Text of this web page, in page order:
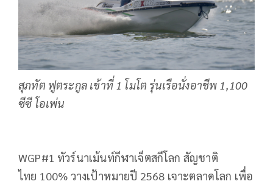
สุภทัต ฟูตระกูล เข้าที่ 1 โมโต รุ่นเรือนั่งอาชีพ 1,100
ซีซี โอเพ่น
WGP#1 ทัวร์นาเม้นท์กีฬาเจ็ตสกีโลก สัญชาติ
ไทย 100% วางเป้าหมายปี 2568 เจาะตลาดโลก เพื่อ